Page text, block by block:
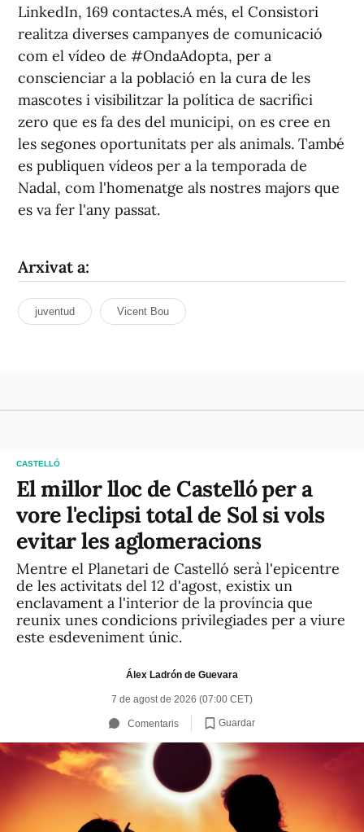
LinkedIn, 169 contactes.A més, el Consistori
realitza diverses campanyes de comunicació
com el vídeo de #OndaAdopta, per a
conscienciar a la població en la cura de les
mascotes i visibilitzar la política de sacrifici
zero que es fa des del municipi, on es cree en
les segones oportunitats per als animals. També
es publiquen vídeos per a la temporada de
Nadal, com l'homenatge als nostres majors que
es va fer l'any passat.
Arxivat a:
juventud Vicent Bou
CASTELLÓ
El millor lloc de Castelló per a
vore l'eclipsi total de Sol si vols
evitar les aglomeracions
Mentre el Planetari de Castelló serà l'epicentre
de les activitats del 12 d'agost, existix un
enclavament a l'interior de la província que
reunix unes condicions privilegiades per a viure
este esdeveniment únic.
Álex Ladrón de Guevara
7 de agost de 2026 (07:00 CET)
Comentaris Guardar